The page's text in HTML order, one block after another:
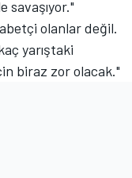
olanlar değil.
yarıştaki
biraz zor olacak."